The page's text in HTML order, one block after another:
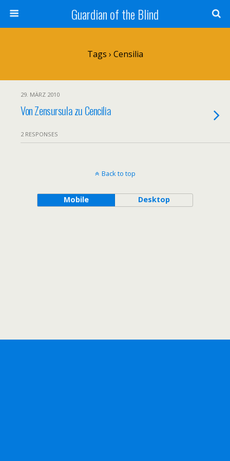
Guardian of the Blind
Tags › Censilia
29. MÄRZ 2010
Von Zensursula zu Cencilia
2 RESPONSES
Back to top
Mobile Desktop